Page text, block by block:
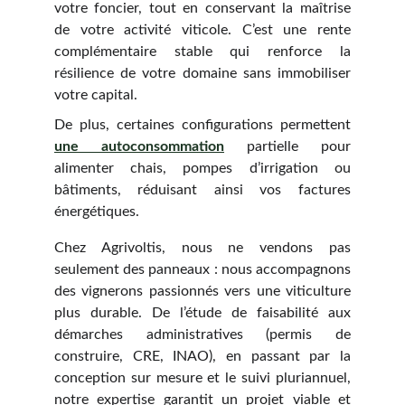
votre foncier, tout en conservant la maîtrise
de votre activité viticole. C’est une rente
complémentaire stable qui renforce la
résilience de votre domaine sans immobiliser
votre capital.
De plus, certaines configurations permettent
une autoconsommationpartielle pour
alimenter chais, pompes d’irrigation ou
bâtiments, réduisant ainsi vos factures
énergétiques.
Chez Agrivoltis, nous ne vendons pas
seulement des panneaux : nous accompagnons
des vignerons passionnés vers une viticulture
plus durable. De l’étude de faisabilité aux
démarches administratives (permis de
construire, CRE, INAO), en passant par la
conception sur mesure et le suivi pluriannuel,
notre expertise garantit un projet viable et